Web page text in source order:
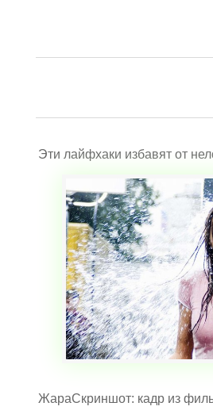
Эти лайфхаки избавят от
ЖараСкриншот: кадр из